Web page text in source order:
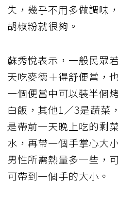
失，幾乎不用多做調味
胡椒粉就很夠。
蘇秀悅表示，一般民眾
天吃麥德＋得舒便當，
一個便當中可以裝半個
白飯，其他1／3是蔬菜
是帶前一天晚上吃的剩
水，再帶一個手掌心大
男性所需熱量多一些，
可帶到一個手的大小。